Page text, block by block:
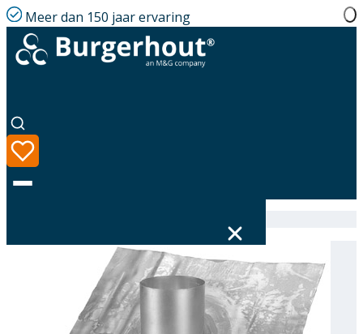
Meer dan 150 jaar ervaring
Assortiment